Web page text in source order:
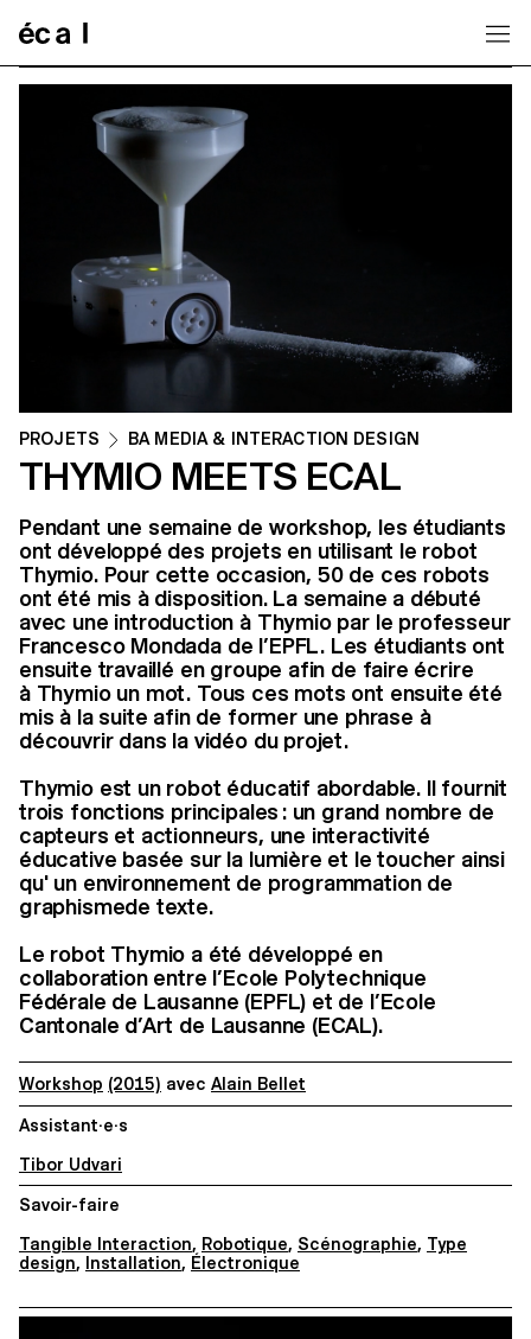
PROJETS BA MEDIA & INTERACTION DESIGN
THYMIO MEETS ECAL
Pendant une semaine de workshop, les étudiants
ont développé des projets en utilisant le robot
Thymio. Pour cette occasion, 50 de ces robots
ont été mis à disposition. La semaine a débuté
avec une introduction à Thymio par le professeur
Francesco Mondada de l’EPFL. Les étudiants ont
ensuite travaillé en groupe afin de faire écrire
à Thymio un mot. Tous ces mots ont ensuite été
mis à la suite afin de former une phrase à
découvrir dans la vidéo du projet.
Thymio est un robot éducatif abordable. Il fournit
trois fonctions principales : un grand nombre de
capteurs et actionneurs, une interactivité
éducative basée sur la lumière et le toucher ainsi
qu' un environnement de programmation de
graphismede texte.
Le robot Thymio a été développé en
collaboration entre l’Ecole Polytechnique
Fédérale de Lausanne (EPFL) et de l’Ecole
Cantonale d’Art de Lausanne (ECAL).
Workshop (2015) avec Alain Bellet
Assistant·e·s
Tibor Udvari
Savoir-faire
Tangible Interaction, Robotique, Scénographie, Type
design, Installation, Électronique